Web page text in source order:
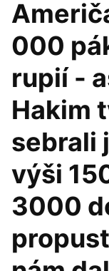
000
rupií -
Hakim
sebrali
výši
3000